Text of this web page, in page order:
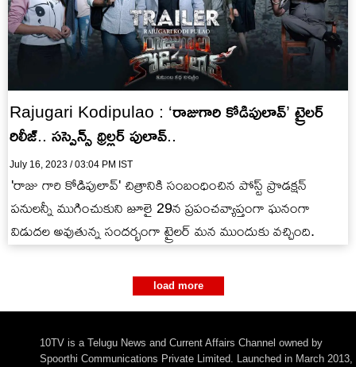
Rajugari Kodipulao : ‘రాజుగారి కోడిపులావ్’ ట్రైలర్
రిలీజ్.. సస్పెన్స్ థ్రిల్లర్ పులావ్..
July 16, 2023 / 03:04 PM IST
'రాజు గారి కోడిపులావ్' చిత్రానికి సంబంధించిన పోస్ట్ ప్రొడక్షన్
పనులన్నీ ముగించుకుని జూలై 29న ప్రపంచవ్యాప్తంగా ఘనంగా
విడుదల అవుతున్న సందర్భంగా ట్రైలర్ మన ముందుకు వచ్చింది.
load more
10TV is a Telugu News and Current Affairs Channel owned by
Spoorthi Communications Private Limited. Launched in March 2013,